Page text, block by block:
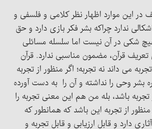
در این موارد اظهار نظر کلامی و فلسفی و
ندارد چراکه بشر فکر بازی دارد و حق
شکی در آن نیست اما سلسله مسائلی
قرآن، مضمون مناسبی ندارد. قرآن
می داند نه تجربه؛ اگر منظور از تجربه
بشر وحی را نداشته و آن را به دست آورده
باشد، بله من هم این معنی تجربه را
منظور از تجربه این باشد که همانطور که
دارد و قابل ارزیابی و قابل تجربه و